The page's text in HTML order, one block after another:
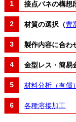
接点バネの構想
材質の選択（豊
製作内容に合わ
金型レス・簡易
材料分析（有償）
各種溶接加工